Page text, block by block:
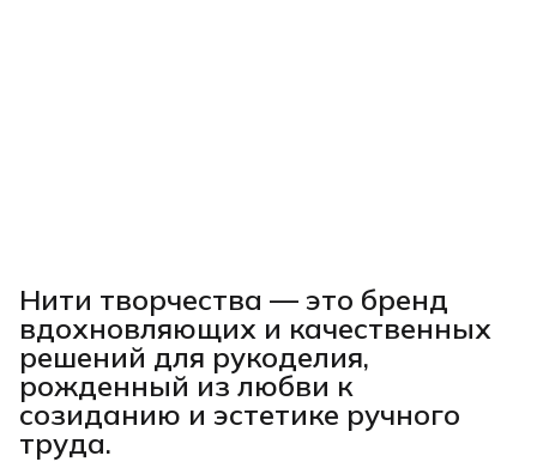
Нити творчества — это бренд
вдохновляющих и качественных
решений для рукоделия,
рожденный из любви к
созиданию и эстетике ручного
труда.